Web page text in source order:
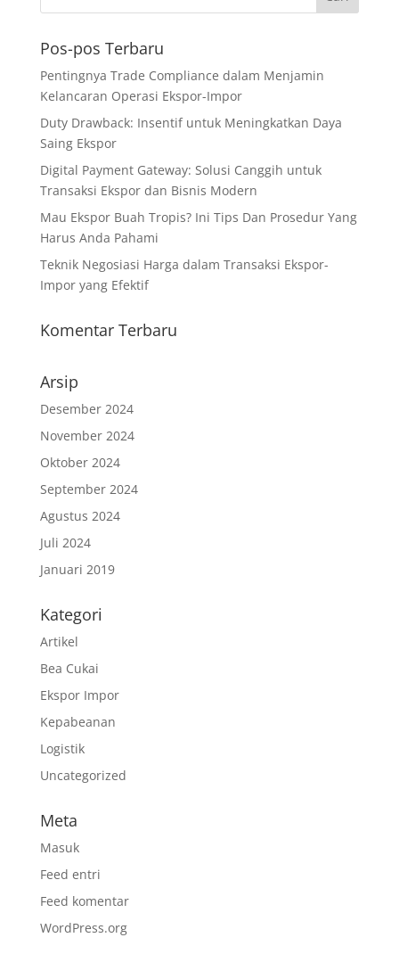
Pos-pos Terbaru
Pentingnya Trade Compliance dalam Menjamin
Kelancaran Operasi Ekspor-Impor
Duty Drawback: Insentif untuk Meningkatkan Daya
Saing Ekspor
Digital Payment Gateway: Solusi Canggih untuk
Transaksi Ekspor dan Bisnis Modern
Mau Ekspor Buah Tropis? Ini Tips Dan Prosedur Yang
Harus Anda Pahami
Teknik Negosiasi Harga dalam Transaksi Ekspor-
Impor yang Efektif
Komentar Terbaru
Arsip
Desember 2024
November 2024
Oktober 2024
September 2024
Agustus 2024
Juli 2024
Januari 2019
Kategori
Artikel
Bea Cukai
Ekspor Impor
Kepabeanan
Logistik
Uncategorized
Meta
Masuk
Feed entri
Feed komentar
WordPress.org